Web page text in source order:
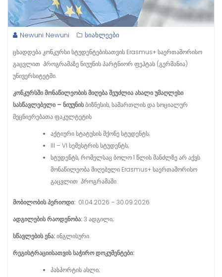
Newuni Newuni სიახლეები
ცხადდება კონკურსი სტუდენტებისათვის Erasmus+ საერთაშორისო
გაცვლით პროგრამაზე ნიუუნის პარტნიორ ფეჰტას (გერმანია)
უნივერსიტეტში.
კონკურსშიმონაწილეობისმიღებაშეუძლიაახალი უმაღლესი
სასწავლებელი – ნიუუნისბიზნესის, სამართლის და სოციალურ
მეცნიერებათა ფაკულტეტის
აქტიური სტატუსის მქონე სტუდენტს;
III – VI სემესტრის სტუდენტს;
სტუდენტს, რომელსაც ბოლო 1 წლის მანძლზე არ აქვს
მონაწილეობა მიღებული Erasmus+ საერთაშორისო
გაცვლით პროგრამაში.
მობილობისპერიოდი: 01.04.2026 – 30.09.2026
ადგილებისრაოდენობა:3 ადგილი;
სწავლებისენა:ინგლისური.
რეგისტრაციისათვისსაჭიროდოკუმენტები:
პასპორტის ასლი;